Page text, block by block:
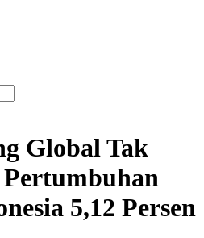
Global Tak
5,12 Persen